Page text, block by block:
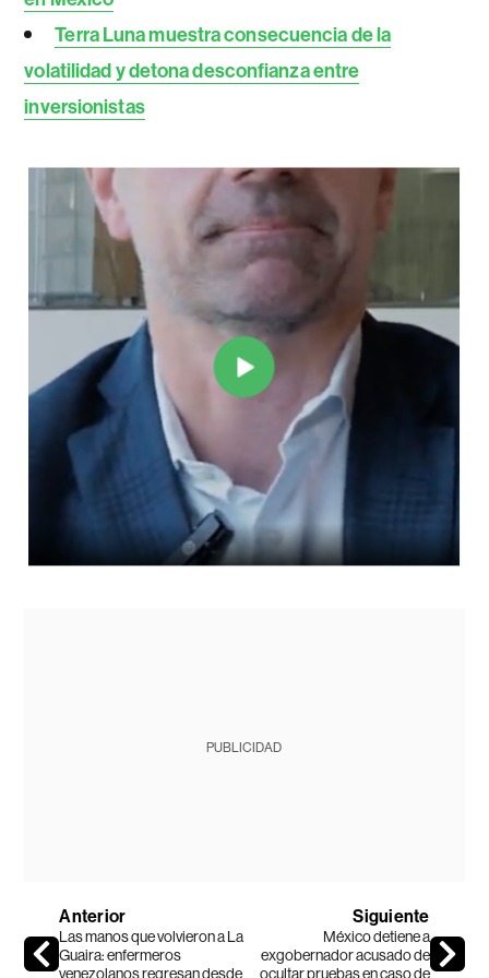
Terra Luna muestra consecuencia de la
volatilidad y detona desconfianza entre
inversionistas
PUBLICIDAD
Anterior
Las manos que volvieron a La
Guaira: enfermeros
venezolanos regresan desde
Siguiente
México detiene a
exgobernador acusado de
ocultar pruebas en caso de